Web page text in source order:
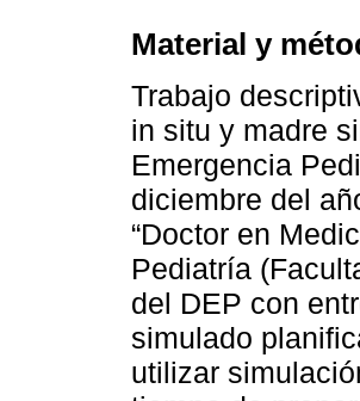
Material y
Trabajo
in situ y madre
Emergencia
diciembre del
“Doctor en
Pediatría
del DEP con
simulado
utilizar